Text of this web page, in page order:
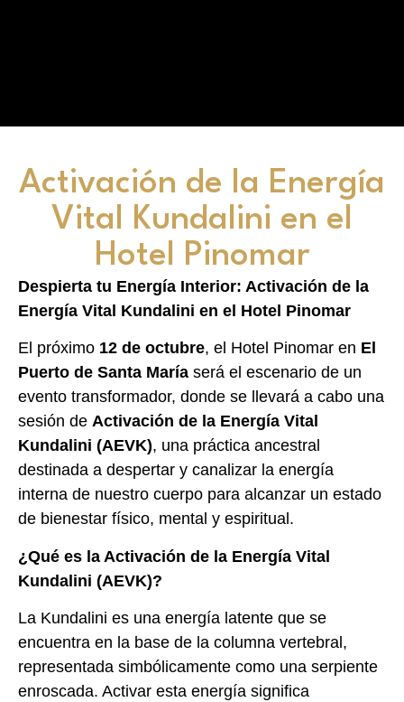
Activación de la Energía
Vital Kundalini en el
Hotel Pinomar
Despierta tu Energía Interior: Activación de la
Energía Vital Kundalini en el Hotel Pinomar
El próximo 12 de octubre, el Hotel Pinomar en El
Puerto de Santa María será el escenario de un
evento transformador, donde se llevará a cabo una
sesión de Activación de la Energía Vital
Kundalini (AEVK), una práctica ancestral
destinada a despertar y canalizar la energía
interna de nuestro cuerpo para alcanzar un estado
de bienestar físico, mental y espiritual.
¿Qué es la Activación de la Energía Vital
Kundalini (AEVK)?
La Kundalini es una energía latente que se
encuentra en la base de la columna vertebral,
representada simbólicamente como una serpiente
enroscada. Activar esta energía significa